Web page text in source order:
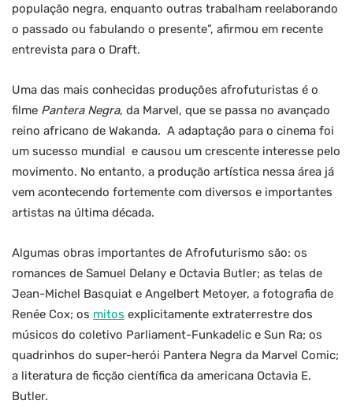
população negra, enquanto outras trabalham reelaborando
o passado ou fabulando o presente”, afirmou em recente
entrevista para o Draft.
Uma das mais conhecidas produções afrofuturistas é o
filme Pantera Negra, da Marvel, que se passa no avançado
reino africano de Wakanda. A adaptação para o cinema foi
um sucesso mundial e causou um crescente interesse pelo
movimento. No entanto, a produção artística nessa área já
vem acontecendo fortemente com diversos e importantes
artistas na última década.
Algumas obras importantes de Afrofuturismo são: os
romances de Samuel Delany e Octavia Butler; as telas de
Jean-Michel Basquiat e Angelbert Metoyer, a fotografia de
Renée Cox; os mitos explicitamente extraterrestre dos
músicos do coletivo Parliament-Funkadelic e Sun Ra; os
quadrinhos do super-herói Pantera Negra da Marvel Comic;
a literatura de ficção científica da americana Octavia E.
Butler.